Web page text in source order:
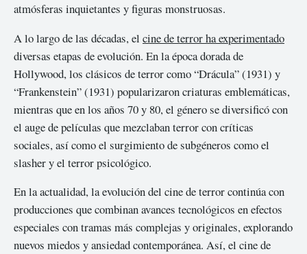
atmósferas inquietantes y figuras monstruosas.
A lo largo de las décadas, el cine de terror ha experimentado
diversas etapas de evolución. En la época dorada de
Hollywood, los clásicos de terror como “Drácula” (1931) y
“Frankenstein” (1931) popularizaron criaturas emblemáticas,
mientras que en los años 70 y 80, el género se diversificó con
el auge de películas que mezclaban terror con críticas
sociales, así como el surgimiento de subgéneros como el
slasher y el terror psicológico.
En la actualidad, la evolución del cine de terror continúa con
producciones que combinan avances tecnológicos en efectos
especiales con tramas más complejas y originales, explorando
nuevos miedos y ansiedad contemporánea. Así, el cine de